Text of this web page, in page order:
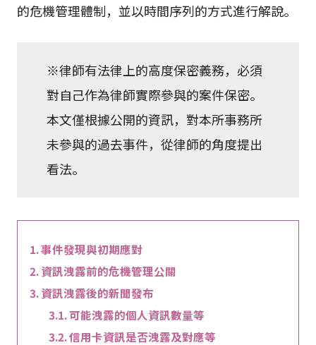
的危機管理體制，並以時間序列的方式進行解說。
※律師有法律上的高度保密義務，必須
對自己作為律師實際參與的案件保密。
本文僅根據公開的資訊，對本所事務所
未參與的過去事件，從律師的角度提出
看法。
事件發現與初期應對
資訊洩露前的危機管理公關
資訊洩露後的新聞發布
可能洩露的個人資訊數量等
信用卡資訊是否洩露及對應等